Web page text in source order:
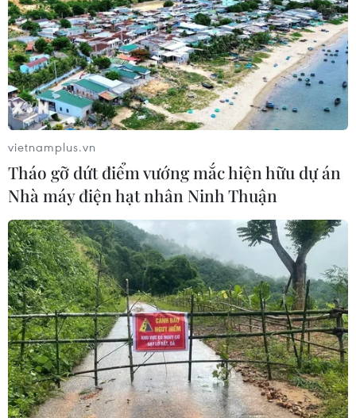
TIN CÙNG CHUYÊN MỤC
Cảnh sát giao thông triển khai chiến
dịch nâng cao kỹ năng lái xe môtô, xe
gắn máy
07/08/2026 14:37
Tháng 12/2026 hoàn thành mở rộng
vietnamplus.vn
Tháo gỡ dứt điểm vướng mắc hiện hữu dự án
Nhà máy điện hạt nhân Ninh Thuận